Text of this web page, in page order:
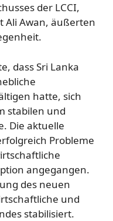
der LCCI,
Ali Awan, äußerten
dass Sri Lanka
hatte, sich
stabilen und
Die aktuelle
Probleme
angegangen.
des neuen
und
stabilisiert.